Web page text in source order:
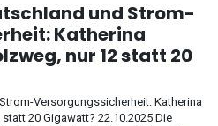
und Strom-
Katherina
nur 12 statt 20
Versorgungssicherheit: Katherina
20 Gigawatt? 22.10.2025 Die